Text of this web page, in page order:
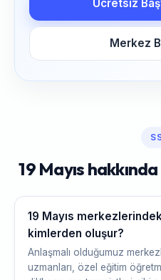
Ücretsiz
Merkez
19 Mayıs
19 Mayıs
kimlerden oluşur?
Anlaşmalı olduğumuz
uzmanları, özel eğitim